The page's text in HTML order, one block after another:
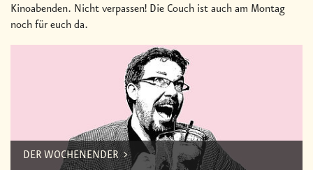
Kinoabenden. Nicht verpassen! Die Couch ist auch am Montag
noch für euch da.
DER WOCHENENDER